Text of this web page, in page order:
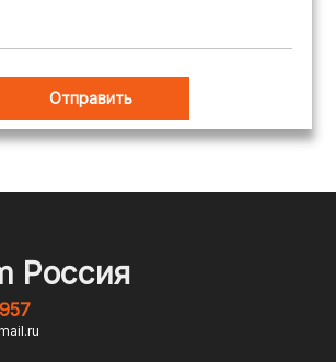
и сохранности, независимо
удобным и безопасным
клиентов. Независимо от
ли вы физическим или
лицом, у вас есть
Россия